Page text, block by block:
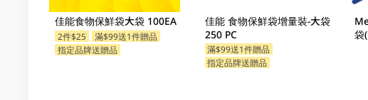
佳能食物保鮮袋大袋 100EA
2件$25
滿$99送1件贈品
指定品牌送贈品
佳能 食物保鮮袋增量裝-大袋
250 PC
滿$99送1件贈品
指定品牌送贈品
袋